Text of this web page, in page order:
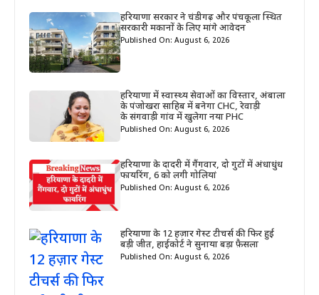
हरियाणा सरकार ने चंडीगढ़ और पंचकूला स्थित
सरकारी मकानों के लिए मांगे आवेदन
Published On: August 6, 2026
हरियाणा में स्वास्थ्य सेवाओं का विस्तार, अंबाला
के पंजोखरा साहिब में बनेगा CHC, रेवाड़ी
के संगवाड़ी गांव में खुलेगा नया PHC
Published On: August 6, 2026
हरियाणा के दादरी में गैंगवार, दो गुटों में अंधाधुंध
फायरिंग, 6 को लगी गोलियां
Published On: August 6, 2026
हरियाणा के 12 हज़ार गेस्ट टीचर्स की फिर हुई
बड़ी जीत, हाईकोर्ट ने सुनाया बड़ा फ़ैसला
Published On: August 6, 2026